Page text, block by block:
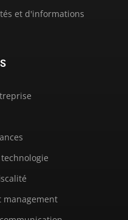
et d'informations
management